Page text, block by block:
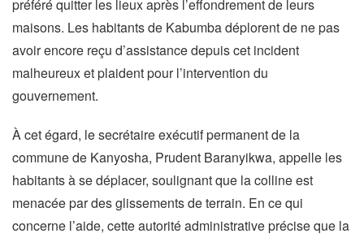
préféré quitter les lieux après l’effondrement de leurs
maisons. Les habitants de Kabumba déplorent de ne pas
avoir encore reçu d’assistance depuis cet incident
malheureux et plaident pour l’intervention du
gouvernement.
À cet égard, le secrétaire exécutif permanent de la
commune de Kanyosha, Prudent Baranyikwa, appelle les
habitants à se déplacer, soulignant que la colline est
menacée par des glissements de terrain. En ce qui
concerne l’aide, cette autorité administrative précise que la